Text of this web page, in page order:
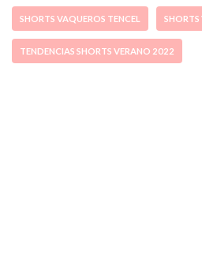
SHORTS VAQUEROS TENCEL SHORTS
TENDENCIAS SHORTS VERANO 2022